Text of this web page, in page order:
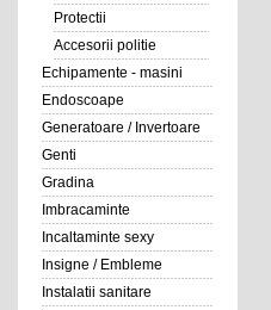
Protectii
Accesorii politie
Echipamente - masini
Endoscoape
Generatoare / Invertoare
Genti
Gradina
Imbracaminte
Incaltaminte sexy
Insigne / Embleme
Instalatii sanitare